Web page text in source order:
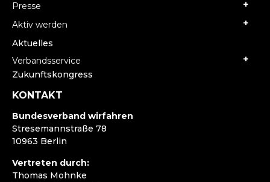
Presse
Aktiv werden
Aktuelles
Verbandsservice
Zukunftskongress
KONTAKT
Bundesverband wirfahren
Stresemannstraße 78
10963 Berlin
Vertreten durch:
Thomas Mohnke